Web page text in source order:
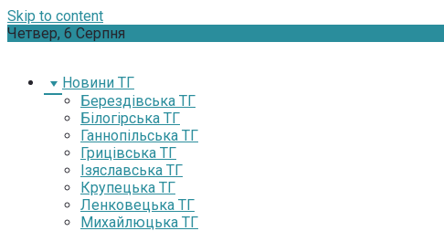
Skip to content
Четвер, 6 Серпня
Новини ТГ
Берездівська ТГ
Білогірська ТГ
Ганнопільська ТГ
Грицівська ТГ
Ізяславська ТГ
Крупецька ТГ
Ленковецька ТГ
Михайлюцька ТГ